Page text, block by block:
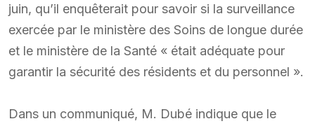
juin, qu’il enquêterait pour savoir si la surveillance
exercée par le ministère des Soins de longue durée
et le ministère de la Santé « était adéquate pour
garantir la sécurité des résidents et du personnel ».
Dans un communiqué, M. Dubé indique que le